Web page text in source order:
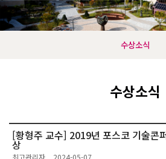
수상소식
수상소식
[황형주 교수] 2019년 포스코 기술콘
상